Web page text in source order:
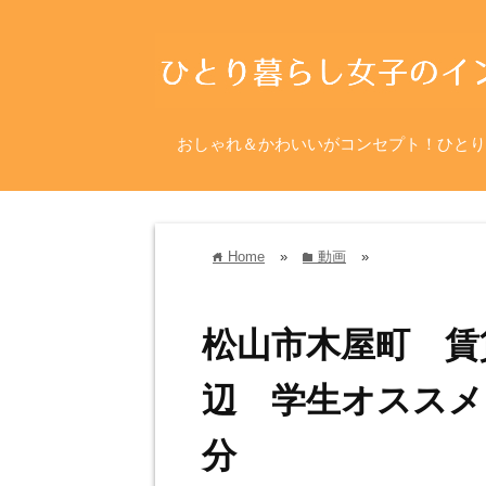
おしゃれ＆かわいいがコンセプト！ひと
home Home » folder 動画 »
松山市木屋町 賃
辺 学生オスス
分